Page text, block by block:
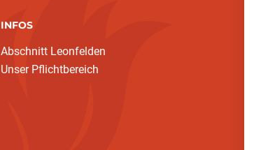
INFOS
Abschnitt Leonfelden
Unser Pflichtbereich